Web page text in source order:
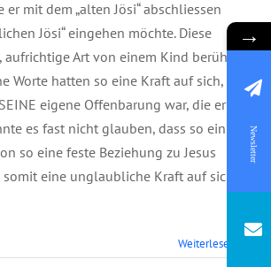
mit dem „alten Jösi“ abschliessen
Jösi“ eingehen möchte. Diese
Art von einem Kind berührte
Worte hatten so eine Kraft auf sich,
eigene Offenbarung war, die er da
es fast nicht glauben, dass so ein
so eine feste Beziehung zu Jesus
eine unglaubliche Kraft auf sich
Weiterlesen
→
Newsletter